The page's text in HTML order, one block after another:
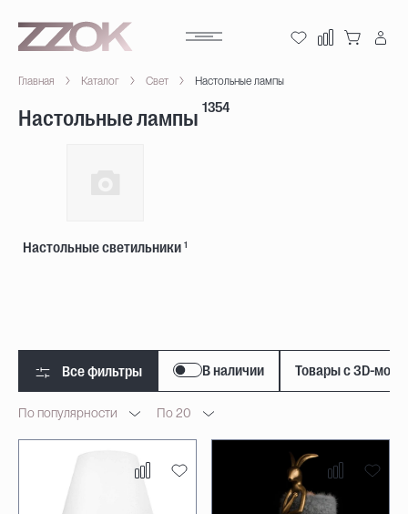
Главная Каталог Свет Настольные лампы
Настольные лампы 1354
Настольные светильники 1
Все фильтры В наличии Товары с 3D-
По популярности По 20